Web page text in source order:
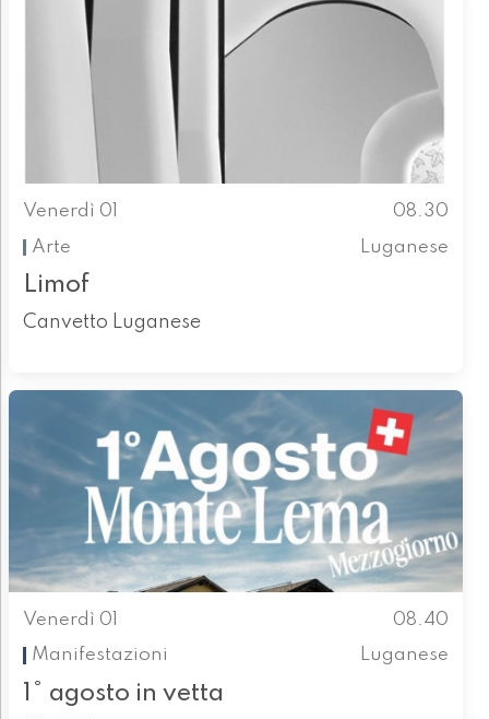
Venerdì 01
08.30
Arte
Luganese
Limof
Canvetto Luganese
Venerdì 01
08.40
Manifestazioni
Luganese
1° agosto in vetta